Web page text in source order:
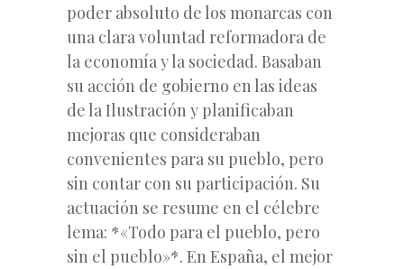
poder absoluto de los monarcas con
una clara voluntad reformadora de
la economía y la sociedad. Basaban
su acción de gobierno en las ideas
de la Ilustración y planificaban
mejoras que consideraban
convenientes para su pueblo, pero
sin contar con su participación. Su
actuación se resume en el célebre
lema: *«Todo para el pueblo, pero
sin el pueblo»*. En España, el mejor